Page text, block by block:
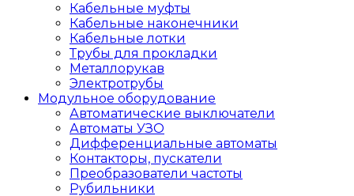
Кабельные муфты
Кабельные наконечники
Кабельные лотки
Трубы для прокладки
Металлорукав
Электротрубы
Модульное оборудование
Автоматические выключатели
Автоматы УЗО
Дифференциальные автоматы
Контакторы, пускатели
Преобразователи частоты
Рубильники